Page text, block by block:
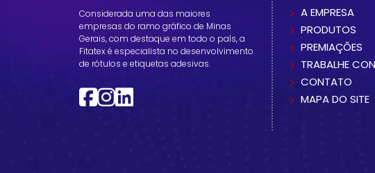
Considerada uma das maiores
empresas do ramo gráfico de Minas
Gerais, com destaque em todo o país, a
Fitatex é especialista no desenvolvimento
de rótulos e etiquetas adesivas.
A EMPRESA
PRODUTOS
PREMIAÇÕES
TRABALHE
CONTATO
MAPA DO SITE